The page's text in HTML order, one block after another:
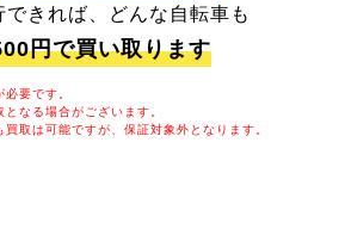
できれば、どんな自転車も
円で買い取ります
要です。
なる場合がございます。
取は可能ですが、保証対象外となります。